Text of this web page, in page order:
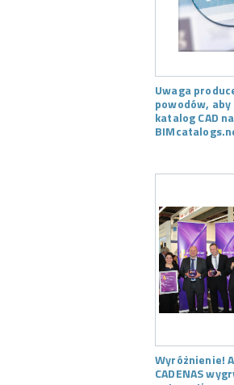
Uwaga
powodów, aby
katalog CAD na
Wyróżnienie!
CADENAS